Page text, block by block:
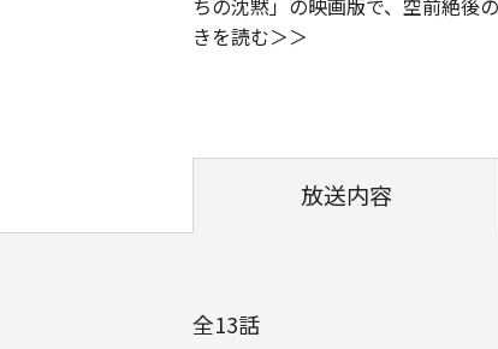
きを読む
放送内容
全13話